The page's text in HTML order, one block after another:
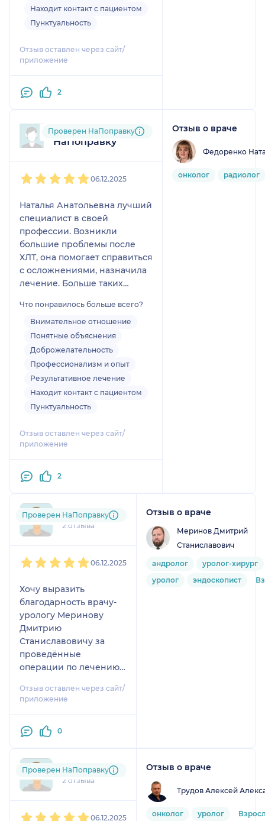
Находит контакт с пациентом
Пунктуальность
Отзыв оставлен через сайт/
приложение
2
Пользователь
НаПоправку
Проверен НаПоправку
06.12.2025
Наталья Анатольевна лучший
специалист в своей
профессии. Возникли
большие проблемы после
ХЛТ, она помогает справиться
с осложнениями, назначила
лечение. Больше таких
здоровы❤️
Что понравилось больше всего?
Внимательное отношение
Понятные объяснения
Доброжелательность
Профессионализм и опыт
Результативное лечение
Находит контакт с пациентом
Пунктуальность
Отзыв оставлен через сайт/
приложение
2
Отзыв о враче
Федоренко
онколог радиолог
m68....@....ru
2 отзыва
Проверен НаПоправку
06.12.2025
Хочу выразить
благодарность врачу-
урологу Меринову
Дмитрию
Станиславовичу за
проведённые
операции по лечению
Профессионал своего
дела, внимательный,
спокойный,
выдержанный. Доктор
всегда подробно
объясняет все этапы
всё интересующие
Отзыв оставлен через сайт/
приложение
0
Отзыв о враче
Меринов Дмитрий
Станиславович
андролог
уролог-хирург
уролог
эндоскопист
m68....@....ru
2 отзыва
Проверен НаПоправку
06.12.2025
Отзыв о враче
Трудов Алексей
онколог уролог